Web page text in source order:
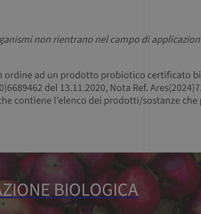
non rientrano nel campo di
ad un prodotto probiotico certificato
del 13.11.2020, Nota Ref.
contiene l’elenco dei prodotti/sostanze
BIOLOGICA